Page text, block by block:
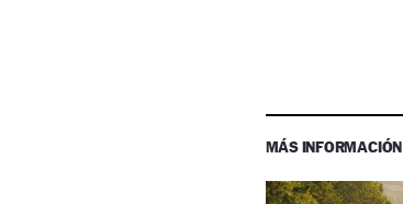
MÁS INFORMACIÓN